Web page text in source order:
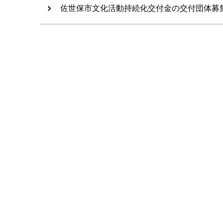
佐世保市文化活動持続化交付金の交付団体募